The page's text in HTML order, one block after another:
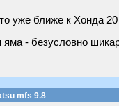
уже ближе к Хонда 20
- безусловно
mfs 9.8